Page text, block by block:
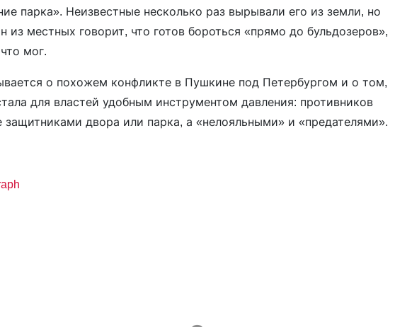
парка». Неизвестные несколько раз вырывали его из земли, но
местных говорит, что готов бороться «прямо до бульдозеров»,
мог.
о похожем конфликте в Пушкине под Петербургом и о том,
для властей удобным инструментом давления: противников
защитниками двора или парка, а «нелояльными» и «предателями».